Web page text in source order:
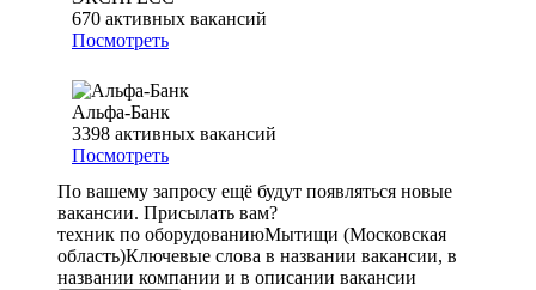
670 активных вакансий
Посмотреть
Альфа-Банк
3398 активных вакансий
Посмотреть
По вашему запросу ещё будут появляться новые
вакансии. Присылать вам?
техник по оборудованиюМытищи (Московская
область)Ключевые слова в названии вакансии, в
названии компании и в описании вакансии